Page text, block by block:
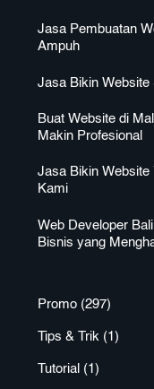
Jasa Pembuatan
Ampuh
Jasa Bikin Website
Buat Website di
Makin Profesional
Jasa Bikin Website
Kami
Web Developer
Bisnis yang
Promo (297)
Tips & Trik (1)
Tutorial (1)